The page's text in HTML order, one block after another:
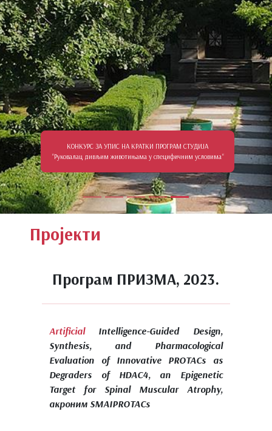
КОНКУРС ЗА УПИС НА КРАТКИ ПРОГРАМ СТУДИЈА
“Руковалац дивљим животињама у специфичним условима“
Пројекти
Програм ПРИЗМА, 2023.
ArtificialIntelligence-Guided Design,
Synthesis, and Pharmacological
Evaluation of Innovative PROTACs as
Degraders of HDAC4, an Epigenetic
Target for Spinal Muscular Atrophy,
акроним SMAIPROTACs